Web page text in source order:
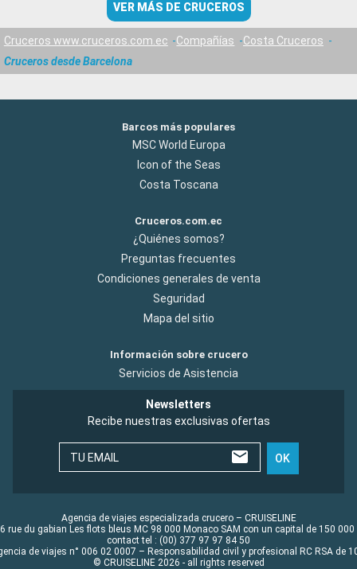
VER MÁS DE CRUCEROS
Cruceros www.cruceros.com.ec Compañías
Costa Cruceros
Cruceros desde Barcelona
Barcos más populares
MSC World Europa
Icon of the Seas
Costa Toscana
Cruceros.com.ec
¿Quiénes somos?
Preguntas frecuentes
Condiciones generales de venta
Seguridad
Mapa del sitio
Información sobre crucero
Servicios de Asistencia
Newsletters
Recibe nuestras exclusivas ofertas
TU EMAIL OK
Agencia de viajes especializada crucero – CRUISELINE
rue du gabian Les flots bleus MC 98 000 Monaco SAM con un capital de 150 000
contact tel : (00) 377 97 97 84 50
de viajes n° 006 02 0007 – Responsabilidad civil y profesional RC RSA de
© CRUISELINE 2026 - all rights reserved